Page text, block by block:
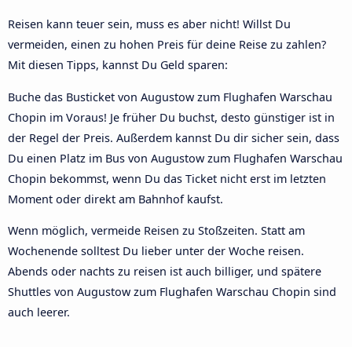
Reisen kann teuer sein, muss es aber nicht! Willst Du
vermeiden, einen zu hohen Preis für deine Reise zu zahlen?
Mit diesen Tipps, kannst Du Geld sparen:
Buche das Busticket von Augustow zum Flughafen Warschau
Chopin im Voraus! Je früher Du buchst, desto günstiger ist in
der Regel der Preis. Außerdem kannst Du dir sicher sein, dass
Du einen Platz im Bus von Augustow zum Flughafen Warschau
Chopin bekommst, wenn Du das Ticket nicht erst im letzten
Moment oder direkt am Bahnhof kaufst.
Wenn möglich, vermeide Reisen zu Stoßzeiten. Statt am
Wochenende solltest Du lieber unter der Woche reisen.
Abends oder nachts zu reisen ist auch billiger, und spätere
Shuttles von Augustow zum Flughafen Warschau Chopin sind
auch leerer.